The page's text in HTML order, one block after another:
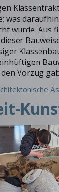
was
wurde. Aus
Vorzug